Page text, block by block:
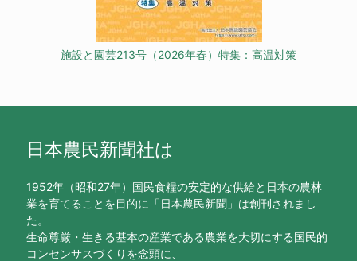
施設と園芸213号（2026年春）特集：高温対策
日本農民新聞社は
1952年（昭和27年）国民食糧の安定的な供給と日本の農林
業を育てることを目的に「日本農民新聞」は創刊されまし
た。
生命尊厳・生きる基本の産業である農業を大切にする国民的
コンセンサスづくりを念頭に、